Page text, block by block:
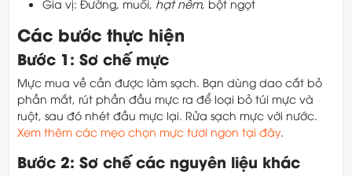
Gia vị: Đường, muối, hạt nêm, bột ngọt
Các bước thực hiện
Bước 1: Sơ chế mực
Mực mua về cần được làm sạch. Bạn dùng dao cắt bỏ
phần mắt, rút phần đầu mực ra để loại bỏ túi mực và
ruột, sau đó nhét đầu mực lại. Rửa sạch mực với nước.
Xem thêm các mẹo chọn mực tươi ngon tại đây.
Bước 2: Sơ chế các nguyên liệu khác